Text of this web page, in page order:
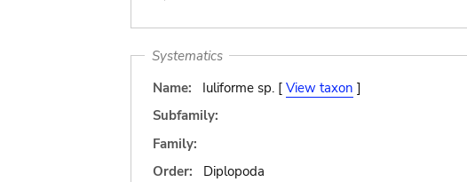
Systematics
Name:
Iuliforme sp. [ View taxon ]
Subfamily:
Family:
Order:
Diplopoda